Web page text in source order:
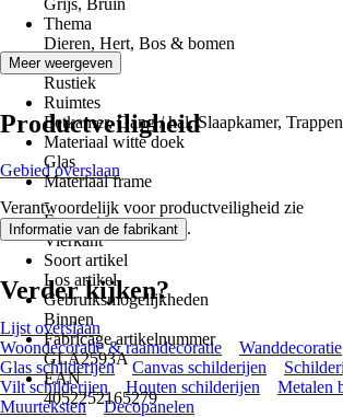
Grijs, Bruin
Thema
Dieren, Hert, Bos & bomen
Stijl
Rustiek
Ruimtes
Eetkamer, Gang / hal, Slaapkamer,
Materiaal witte doek
Glas
Materiaal frame
-
Formaat
Vierkant
Soort artikel
Los artikel
Gebruiksmogelijkheden
Binnen
Fabricage artikelnummer
GLA2593A
EAN
4052252165279
Meer weergeven
Productveiligheid
Gebied overslaan
Verantwoordelijk voor productveiligheid zie
Informatie van de fabrikant .
Verder kijken?
Lijst overslaan
Woondecoratie & raamdecoratie
Wanddecoratie
Glas schilderijen
Canvas schilderijen
Vilt schilderijen
Houten schilderijen Metalen
Muurteksten
Decopanelen